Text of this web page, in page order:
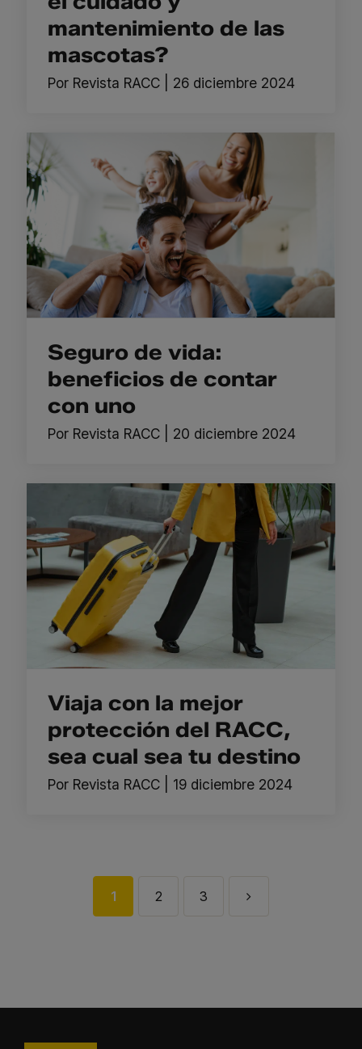
mantenimiento de las
mascotas?
Por Revista RACC 26 diciembre 2024
Seguro de vida:
beneficios de contar
con uno
Por Revista RACC 20 diciembre 2024
Viaja con la mejor
protección del RACC,
sea cual sea tu destino
Por Revista RACC 19 diciembre 2024
1 2 3